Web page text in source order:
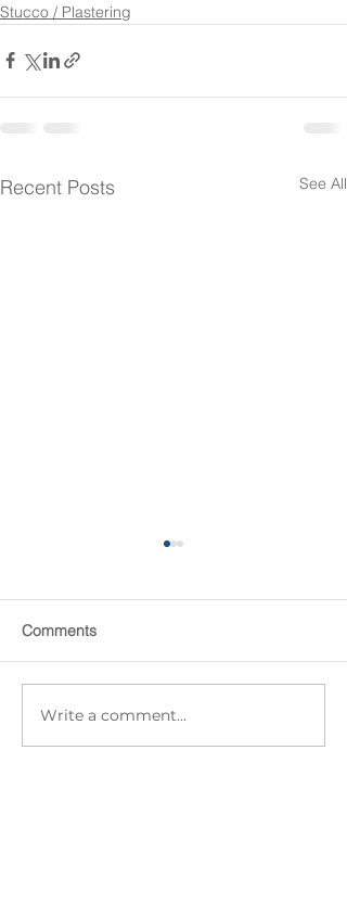
Stucco / Plastering
Recent Posts See All
ตกแต่งผนัง + พื้น VS. การ
แต่งหน้าทาปากให้บ้าน
Comments
Write a comment...